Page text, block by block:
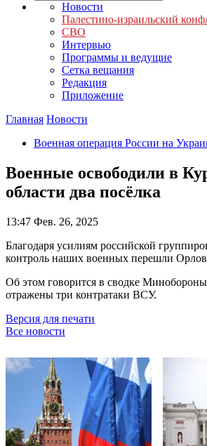
Новости
Палестино-израильский
СВО
Интервью
Программы и ведущие
Сетка вещания
Редакция
Приложение
Главная Новости
Военная операция России на
Военные освободили в
области два посёлка
13:47 Фев. 26, 2025
Благодаря усилиям российской
контроль наших военных перешли
Об этом говорится в сводке
отражены три контратаки ВСУ.
Версия для печати
Все новости